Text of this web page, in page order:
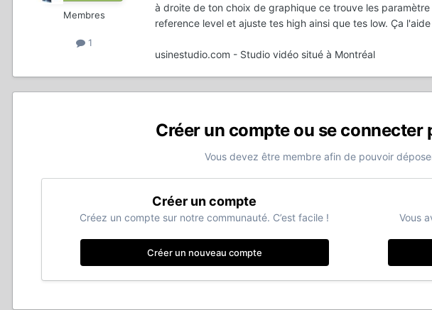
Membres
1
à droite de ton choix de graphique ce trouve les
reference level et ajuste tes high ainsi que tes low. Ça
usinestudio.com - Studio vidéo situé à Montréal
Créer un compte ou se connecter
Vous devez être membre afin de pouvoir
Créer un compte
Créez un compte sur notre communauté. C’est facile !
Créer un nouveau compte
Vous